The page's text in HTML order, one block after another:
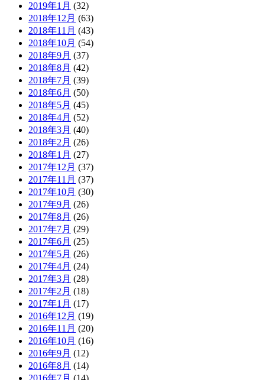
2019年1月 (32)
2018年12月 (63)
2018年11月 (43)
2018年10月 (54)
2018年9月 (37)
2018年8月 (42)
2018年7月 (39)
2018年6月 (50)
2018年5月 (45)
2018年4月 (52)
2018年3月 (40)
2018年2月 (26)
2018年1月 (27)
2017年12月 (37)
2017年11月 (37)
2017年10月 (30)
2017年9月 (26)
2017年8月 (26)
2017年7月 (29)
2017年6月 (25)
2017年5月 (26)
2017年4月 (24)
2017年3月 (28)
2017年2月 (18)
2017年1月 (17)
2016年12月 (19)
2016年11月 (20)
2016年10月 (16)
2016年9月 (12)
2016年8月 (14)